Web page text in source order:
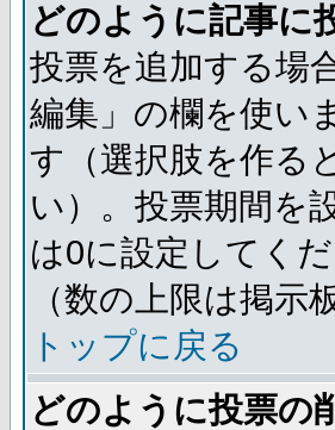
どのように記事に
投票を追加する場
編集」の欄を使い
す（選択肢を作る
い）。投票期間を
は0に設定してく
（数の上限は掲示
トップに戻る
どのように投票の